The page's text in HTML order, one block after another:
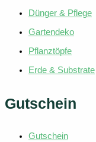
Dünger & Pflege
Gartendeko
Pflanztöpfe
Erde & Substrate
Gutschein
Gutschein